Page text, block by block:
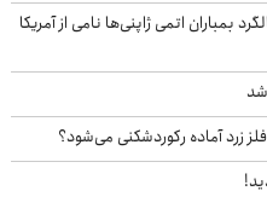
اتمی ژاپنی‌ها نامی از آمریکا
زرد آماده رکوردشکنی می‌شود؟